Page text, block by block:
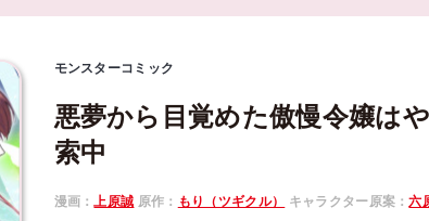
モンスターコミック
悪夢から目覚めた傲慢令嬢は
索中
漫画： 上原誠 原作： もり（ツギクル） キャラクター原案：六